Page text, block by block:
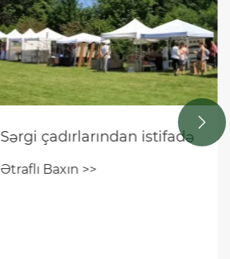
Hey, Möhkəm Fon Stend
varmı? Danışaq.
